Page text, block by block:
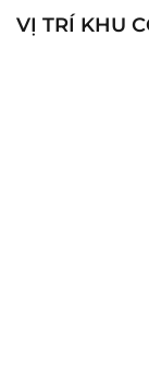
VỊ TRÍ KHU